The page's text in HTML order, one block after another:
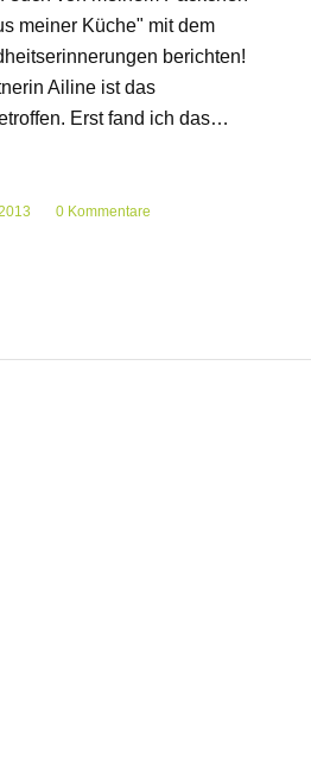
meiner Küche" mit dem
berichten!
Ailine ist das
Erst fand ich das…
0 Kommentare